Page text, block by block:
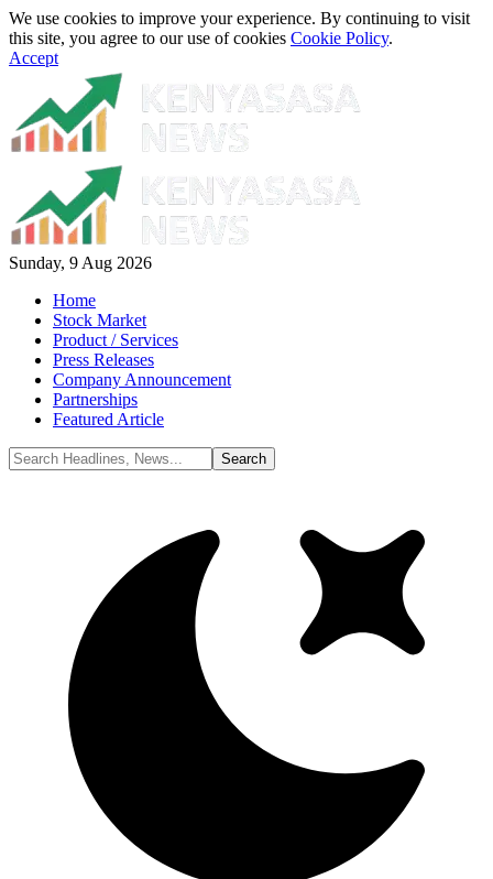
We use cookies to improve your experience. By continuing to visit
this site, you agree to our use of cookies Cookie Policy.
Accept
Sunday, 9 Aug 2026
Home
Stock Market
Product / Services
Press Releases
Company Announcement
Partnerships
Featured Article